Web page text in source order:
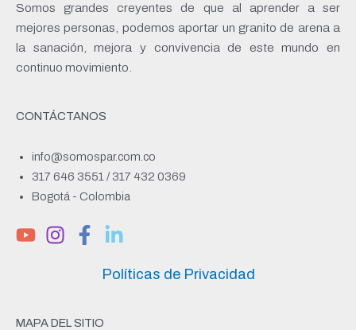
Somos grandes creyentes de que al aprender a ser
mejores personas, podemos aportar un granito de arena a
la sanación, mejora y convivencia de este mundo en
continuo movimiento.
CONTÁCTANOS
info@somospar.com.co
317 646 3551 / 317 432 0369
Bogotá - Colombia
Políticas de Privacidad
MAPA DEL SITIO